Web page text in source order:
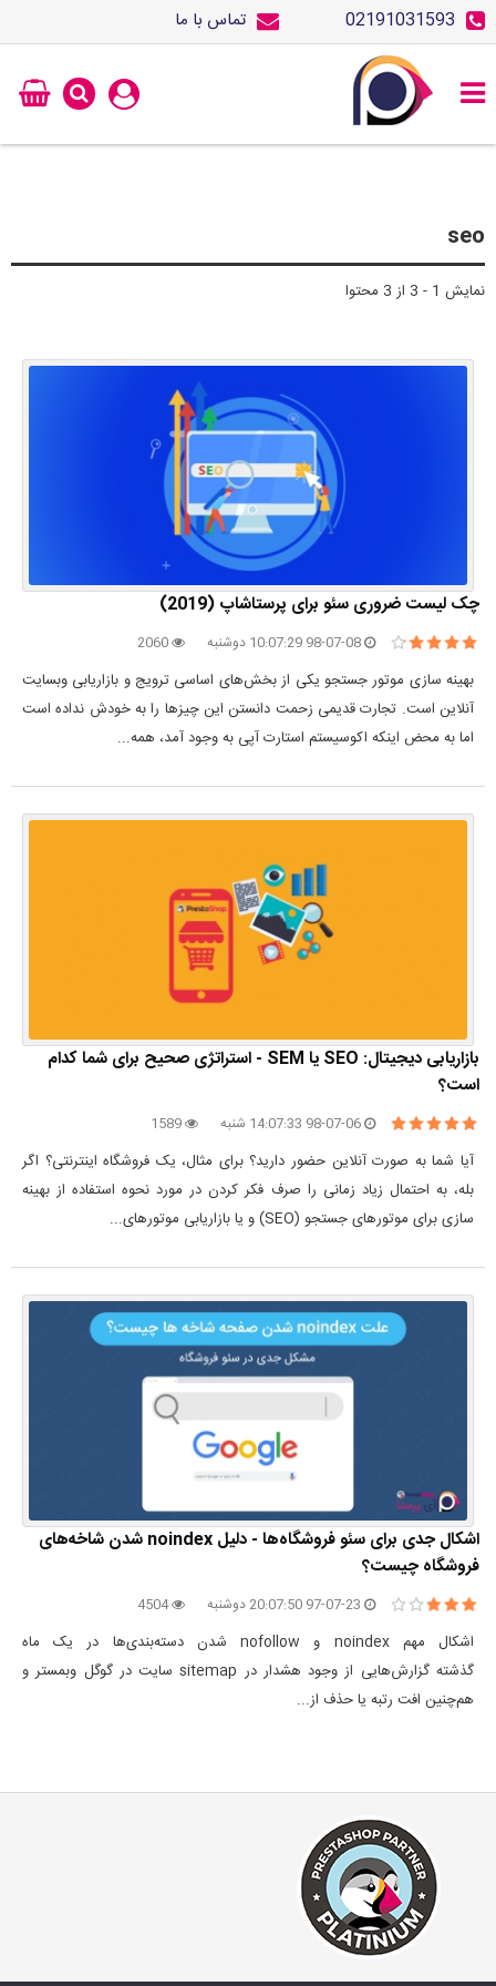
02191031593 تماس با ما
seo
نمایش 1 - 3 از 3 محتوا
چک لیست ضروری سئو برای پرستاشاپ (2019)
بهینه سازی موتور جستجو یکی از بخش‌های اساسی ترویج و بازاریابی وبسایت
آنلاین است. تجارت قدیمی زحمت دانستن این چیزها را به خودش نداده است
اما به محض اینکه اکوسیستم استارت آپی به وجود آمد، همه...
بازاریابی دیجیتال: SEO یا SEM - استراتژی صحیح برای شما کدام
است؟
آیا شما به صورت آنلاین حضور دارید؟ برای مثال، یک فروشگاه اینترنتی؟ اگر
بله، به احتمال زیاد زمانی را صرف فکر کردن در مورد نحوه استفاده از بهینه
سازی برای موتورهای جستجو (SEO) و یا بازاریابی موتورهای...
اشکال جدی برای سئو فروشگاه‌ها - دلیل noindex شدن شاخه‌های
فروشگاه چیست؟
4504
اشکال مهم noindex و nofollow شدن دسته‌بندی‌ها در یک ماه
گذشته گزارش‌هایی از وجود هشدار در sitemap سایت در گوگل وبمستر و
هم‌چنین افت رتبه یا حذف از...